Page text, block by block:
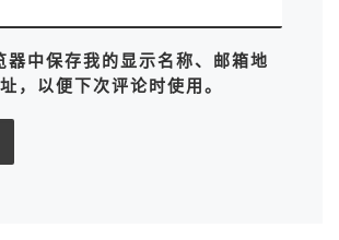
器中保存我的显示名称、邮箱地
，以便下次评论时使用。